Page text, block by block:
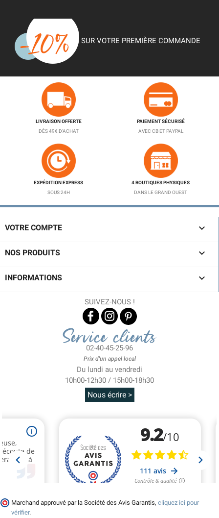
SUR VOTRE PREMIÈRE COMMANDE
LIVRAISON OFFERTE
DÈS 49€ D'ACHAT
PAIEMENT SÉCURISÉ
AVEC CB ET PAYPAL
EXPÉDITION EXPRESS
SOUS 24H
4 BOUTIQUES PHYSIQUES
DANS LE GRAND OUEST
VOTRE COMPTE 
NOS PRODUITS 
INFORMATIONS 
SUIVEZ-NOUS !
Service clients
02-40-45-25-96
Prix d'un appel local
Du lundi au vendredi
10h00-12h30 / 15h00-18h30
Nous écrire >
Marchand approuvé par la Société des Avis Garantis, cliquez ici pour
vérifier.